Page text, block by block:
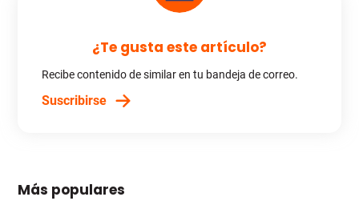
¿Te gusta este artículo?
Recibe contenido de similar en tu bandeja de correo.
Suscribirse
Más populares